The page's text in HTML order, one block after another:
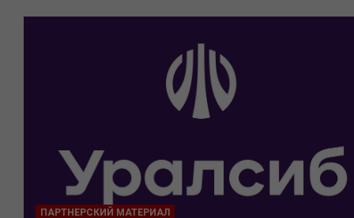
ПАРТНЕРСКИЙ МАТЕРИАЛ